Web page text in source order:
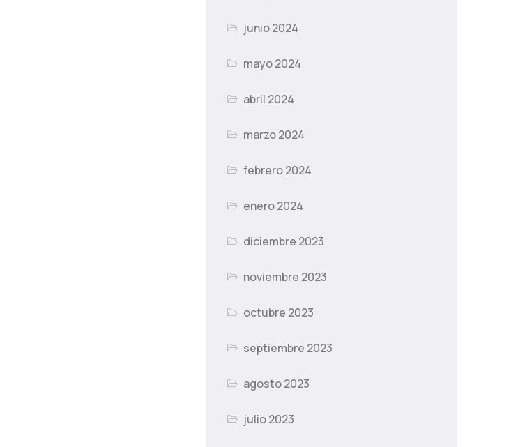
junio 2024
mayo 2024
abril 2024
marzo 2024
febrero 2024
enero 2024
diciembre 2023
noviembre 2023
octubre 2023
septiembre 2023
agosto 2023
julio 2023